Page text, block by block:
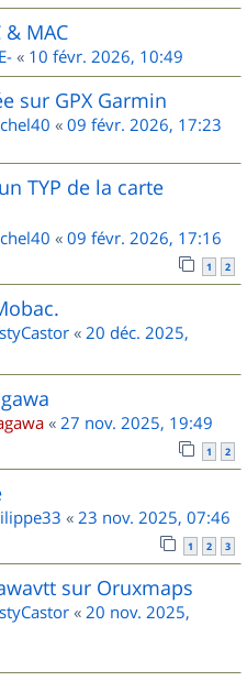
& MAC
« 10 févr. 2026, 10:49
sur GPX Garmin
« 09 févr. 2026, 17:23
TYP de la carte
« 09 févr. 2026, 17:16
1 2
« 20 déc. 2025,
« 27 nov. 2025, 19:49
1 2
« 23 nov. 2025, 07:46
1 2 3
sur Oruxmaps
« 20 nov. 2025,